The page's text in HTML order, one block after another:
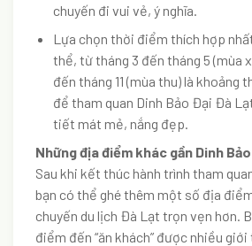
chuyến đi vui vẻ, ý nghĩa.
Lựa chọn thời điểm thích hợp
thể, từ tháng 3 đến tháng 5 (mùa
đến tháng 11 (mùa thu) là khoảng
để tham quan Dinh Bảo Đại Đà
tiết mát mẻ, nắng đẹp.
Những địa điểm khác gần Dinh
Sau khi kết thúc hành trình tham
bạn có thể ghé thêm một số địa
chuyến du lịch Đà Lạt trọn vẹn hơn.
điểm đến “ăn khách” được nhiều